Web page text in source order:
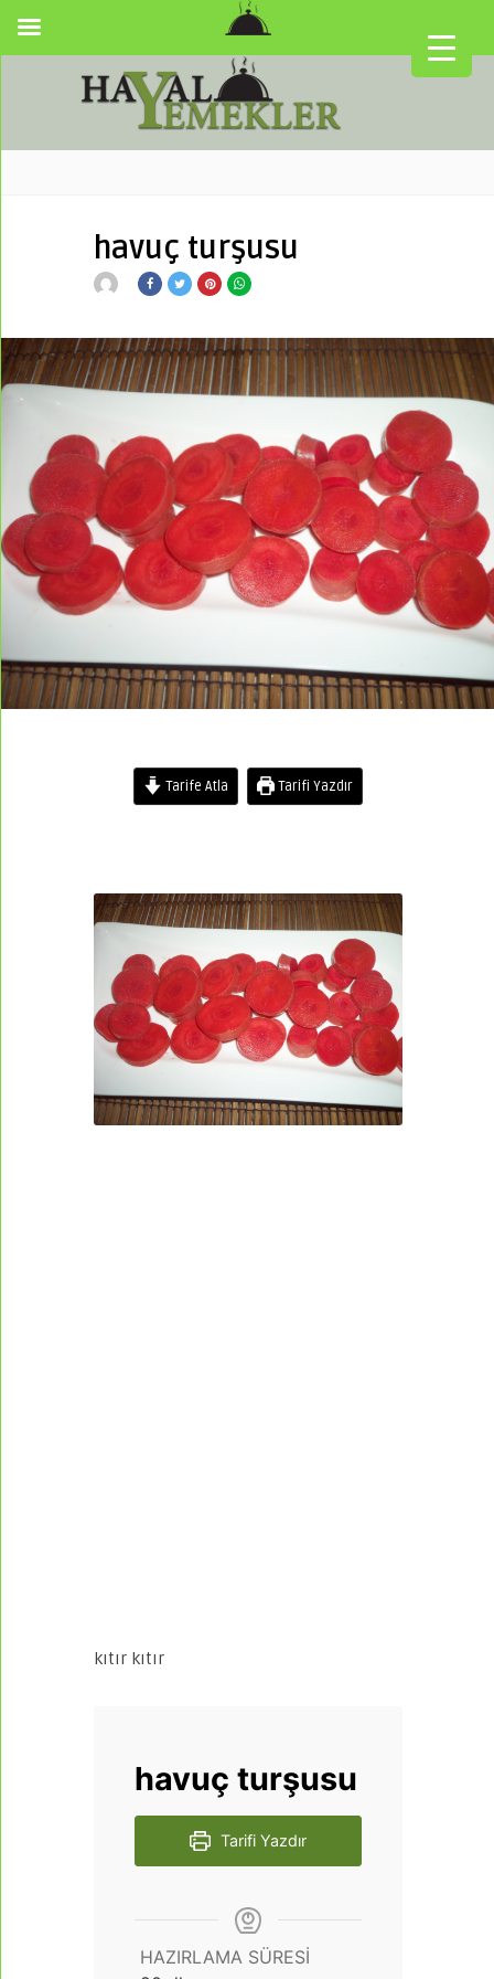
▼
havuç turşusu
Tarife Atla Tarifi Yazdır
kıtır kıtır
havuç turşusu
Tarifi Yazdır
HAZIRLAMA SÜRESI